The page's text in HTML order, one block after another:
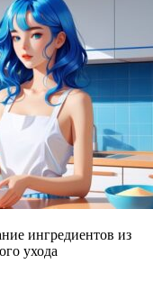
ингредиентов из
ухода